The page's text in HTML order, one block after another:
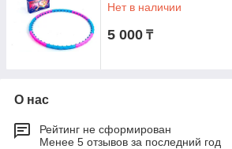
Нет в наличии
5 000 ₸
О нас
Рейтинг не сформирован
Менее 5 отзывов за последний год